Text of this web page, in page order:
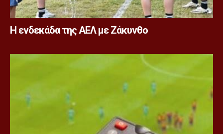
Η ενδεκάδα της ΑΕΛ με Ζάκυνθο